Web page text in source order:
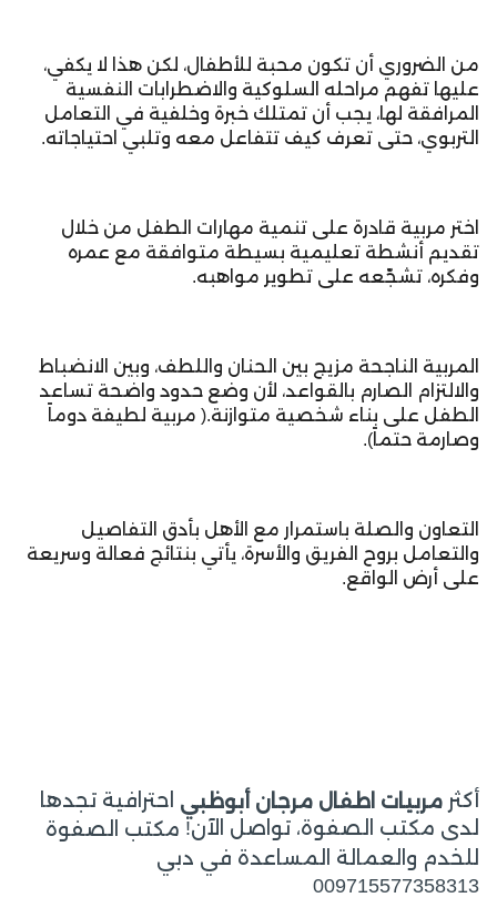
من الضروري أن تكون محبة للأطفال، لكن هذا لا يكفي،
عليها تفهم مراحله السلوكية والاضطرابات النفسية
المرافقة لها، يجب أن تمتلك خبرة وخلفية في التعامل
التربوي، حتى تعرف كيف تتفاعل معه وتلبي احتياجاته.
اختر مربية قادرة على تنمية مهارات الطفل من خلال
تقديم أنشطة تعليمية بسيطة متوافقة مع عمره
وفكره، تشجّعه على تطوير مواهبه.
المربية الناجحة مزيج بين الحنان واللطف، وبين الانضباط
والالتزام الصارم بالقواعد، لأن وضع حدود واضحة تساعد
الطفل على بناء شخصية متوازنة.( مربية لطيفة دوماً
وصارمة حتماً).
التعاون والصلة باستمرار مع الأهل بأدق التفاصيل
والتعامل بروح الفريق والأسرة، يأتي بنتائج فعالة وسريعة
على أرض الواقع.
أكثر مربيات اطفال مرجان أبوظبي احترافية تجدها
لدى مكتب الصفوة، تواصل الآن! مكتب الصفوة
للخدم والعمالة المساعدة في دبي
009715577358313